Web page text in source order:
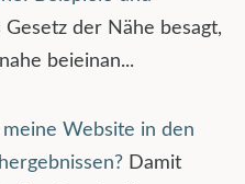
Gesetz der Nähe besagt,
beieinan...
Website in den
Damit